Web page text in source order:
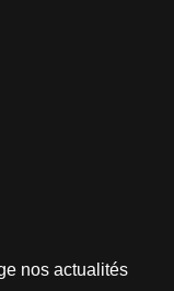
nos actualités